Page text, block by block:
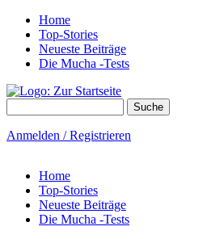
Home
Top-Stories
Neueste Beiträge
Die Mucha -Tests
Anmelden / Registrieren
Home
Top-Stories
Neueste Beiträge
Die Mucha -Tests